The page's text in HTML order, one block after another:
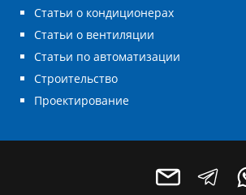
Статьи о кондиционерах
Статьи о вентиляции
Статьи по автоматизации
Строительство
Проектирование